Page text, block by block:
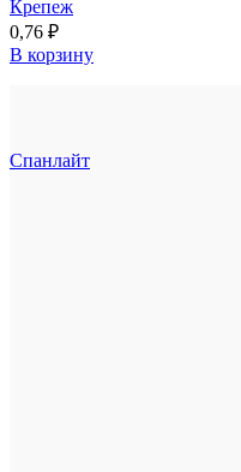
Крепеж
0,76 ₽
В корзину
Спанлайт